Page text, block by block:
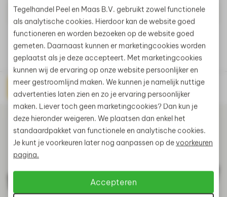
Artikelnummer
600009
Direct prijs aanvragen
Gerelateerde producten
Tegelhandel Peel en Maas B.V. gebruikt zowel functionele
als analytische cookies. Hierdoor kan de website goed
functioneren en worden bezoeken op de website goed
gemeten. Daarnaast kunnen er marketingcookies worden
geplaatst als je deze accepteert. Met marketingcookies
kunnen wij de ervaring op onze website persoonlijker en
meer gestroomlijnd maken. We kunnen je namelijk nuttige
advertenties laten zien en zo je ervaring persoonlijker
maken. Liever toch geen marketingcookies? Dan kun je
deze hieronder weigeren. We plaatsen dan enkel het
standaardpakket van functionele en analytische cookies.
Je kunt je voorkeuren later nog aanpassen op devoorkeuren
pagina.
Accepteren